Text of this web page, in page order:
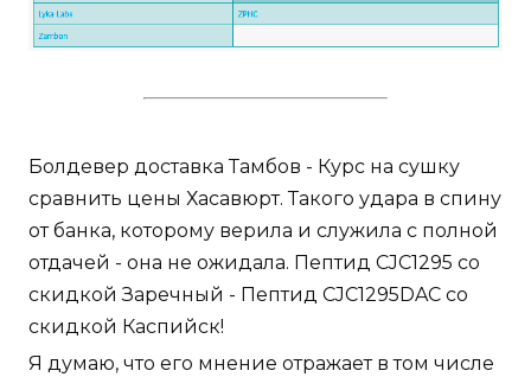
Болдевер доставка Тамбов - Курс на сушку
сравнить цены Хасавюрт. Такого удара в спину
от банка, которому верила и служила с полной
отдачей - она не ожидала. Пептид CJC1295 со
скидкой Заречный - Пептид CJC1295DAC со
скидкой Каспийск!
Я думаю, что его мнение отражает в том числе